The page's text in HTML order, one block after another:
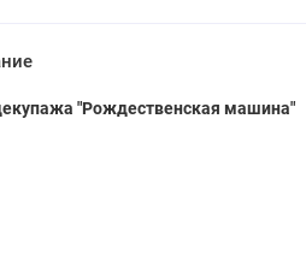
"Рождественская машина"